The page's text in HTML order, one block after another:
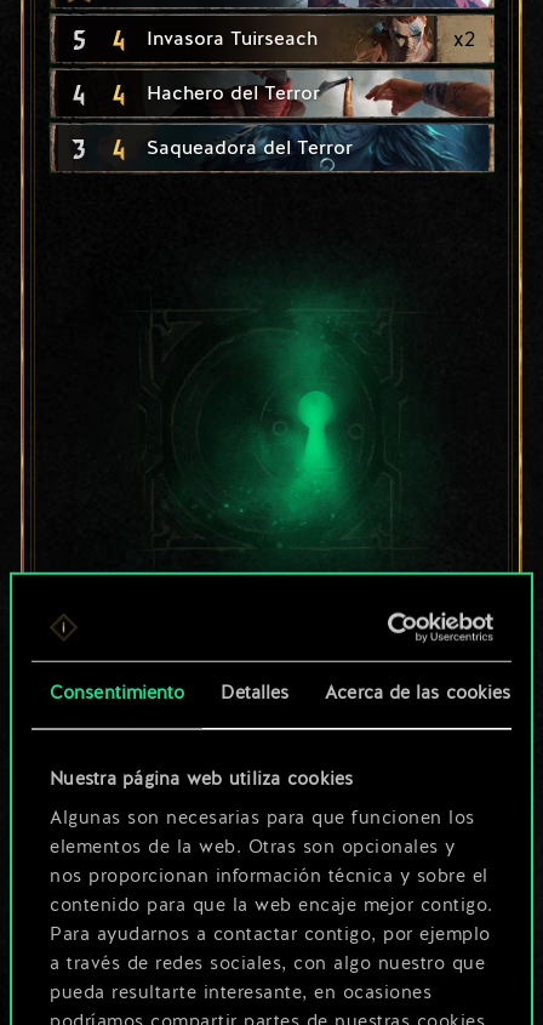
Consentimiento Detalles Acerca de las cookies
Nuestra página web utiliza cookies
Algunas son necesarias para que funcionen los
elementos de la web. Otras son opcionales y
nos proporcionan información técnica y sobre el
contenido para que la web encaje mejor contigo.
Para ayudarnos a contactar contigo, por ejemplo
a través de redes sociales, con algo nuestro que
pueda resultarte interesante, en ocasiones
5 4 Invasora Tuirseach x2
4 4 Hachero del Terror
3 4 Saqueadora del Terror
Por ahora, solo es
un conjunto de
cartas compartido.
¡Pero puede llegar a
ser mucho más!
Poner nombre a esta baraja y crear
una guía